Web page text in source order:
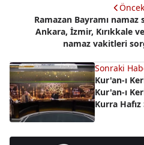
Ramazan Bayramı namaz
Ankara, İzmir, Kırıkkale
namaz vakitleri
Sonraki
Kur'an-ı
Kur'an-ı
Kurra